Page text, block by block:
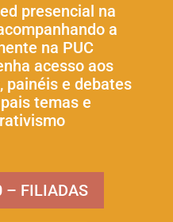
presencial na
a
na PUC
acesso aos
painéis e debates
temas e
– FILIADAS